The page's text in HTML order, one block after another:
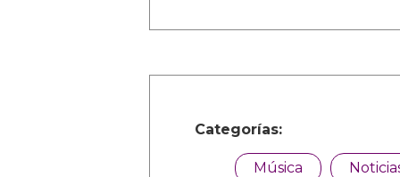
Categorías:
Música